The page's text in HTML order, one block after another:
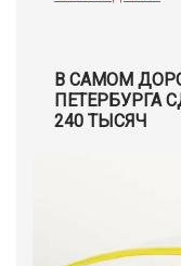
В САМОМ
ПЕТЕРБУРГА
240 ТЫСЯЧ